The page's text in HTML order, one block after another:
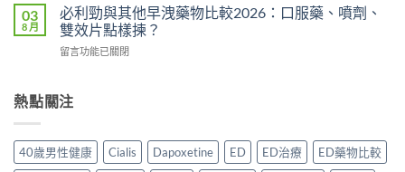
2026
香
港
實
測
價〉
中
常
見
作
全
方
法
正
貨？
2026
年
渠
價
錢
久
液
哪
裡
安
年
香
03
8 月
必利勁與其他早洩藥物比較2026：口服藥、噴劑、
雙效片點樣揀？
在
勁
與
他
早
留言功能已關閉
熱點關注
40歲男性健康 Cialis Dapoxetine ED ED治療 ED藥物比較